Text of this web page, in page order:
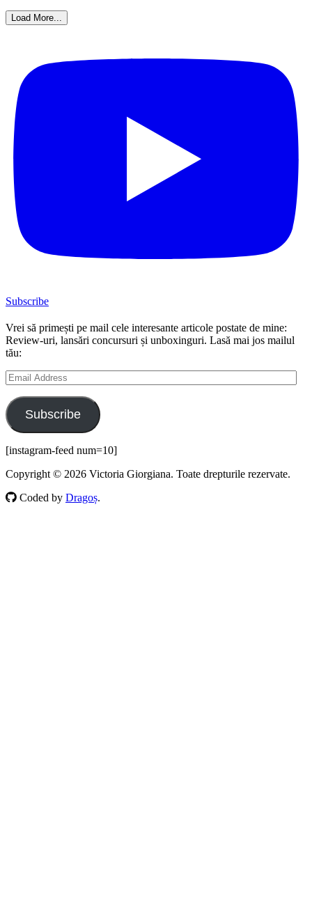
Load More...
Subscribe
Vrei să primești pe mail cele interesante articole postate de mine:
Review-uri, lansări concursuri și unboxinguri. Lasă mai jos mailul
tău:
Email
Address
Subscribe
[instagram-feed num=10]
Copyright © 2026 Victoria Giorgiana. Toate drepturile rezervate.
Coded by Dragoș.